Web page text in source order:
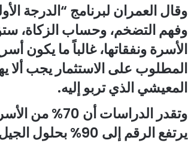
وقال العمران لبرنامج “الدرجة
وفهم التضخم، وحساب الزكاة،
الأسرة ونفقاتها، غالباً ما يكون
المطلوب على الاستثمار يجب ألا
المعيشي الذي تربو إليه.
وتقدر الدراسات
يرتفع الرقم إلى 90% بحلول الجيل الثالث.